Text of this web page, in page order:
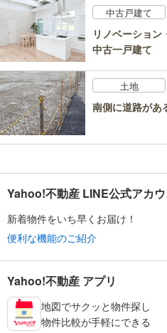
中古戸建て
リノベーショ
中古一戸建て
土地
南側に道路があ
Yahoo!不動産 LINE公式アカウ
新着物件をいち早くお届け！
便利な機能のご紹介
Yahoo!不動産 アプリ
地図でサクッと物件探し
物件比較が手軽にできる